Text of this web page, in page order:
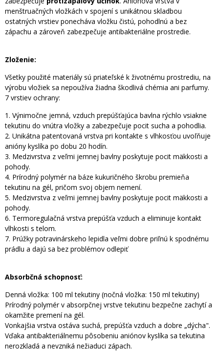
menštruačných vložkách v spojení s unikátnou skladbou
ostatných vrstiev ponecháva vložku čistú, pohodlnú a bez
zápachu a zároveň zabezpečuje antibakteriálne prostredie.
Zloženie:
Všetky použité materiály sú priateľské k životnému prostrediu, na
výrobu vložiek sa nepoužíva žiadna škodlivá chémia ani parfumy.
7 vrstiev ochrany:
1. Výnimočne jemná, vzduch prepúšťajúca bavlna rýchlo vsiakne
tekutinu do vnútra vložky a zabezpečuje pocit sucha a pohodlia.
2. Unikátna patentovaná vrstva pri kontakte s vlhkosťou uvoľňuje
anióny kyslíka po dobu 20 hodín.
3. Medzivrstva z veľmi jemnej bavlny poskytuje pocit mäkkosti a
pohody.
4. Prírodný polymér na báze kukuričného škrobu premieňa
tekutinu na gél, pričom svoj objem nemení.
5. Medzivrstva z veľmi jemnej bavlny poskytuje pocit mäkkosti a
pohody.
6. Termoregulačná vrstva prepúšťa vzduch a eliminuje kontakt
vlhkosti s telom.
7. Prúžky potravinárskeho lepidla veľmi dobre priľnú k spodnému
prádlu a dajú sa bez problémov odlepiť
Absorbčná schopnosť:
Denná vložka: 100 ml tekutiny (nočná vložka: 150 ml tekutiny)
Prírodný polymér v absorpčnej vrstve tekutinu bezpečne zachytí a
okamžite premení na gél.
Vonkajšia vrstva ostáva suchá, prepúšťa vzduch a dobre „dýcha".
Vďaka antibakteriálnemu pôsobeniu aniónov kyslíka sa tekutina
nerozkladá a nevzniká nežiaduci zápach.